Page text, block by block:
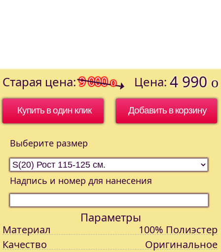
Старая цена: 9 000o Цена: 4 990 o
Купить в один клик
Выберите размер
Надпись и номер для нанесения
Параметры
Материал
100% Полиэстер
Качество
Оригинальное